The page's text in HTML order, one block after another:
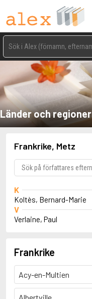
Länder och regioner
Frankrike, Metz
K
Koltès, Bernard-Marie
V
Verlaine, Paul
Frankrike
Acy-en-Multien